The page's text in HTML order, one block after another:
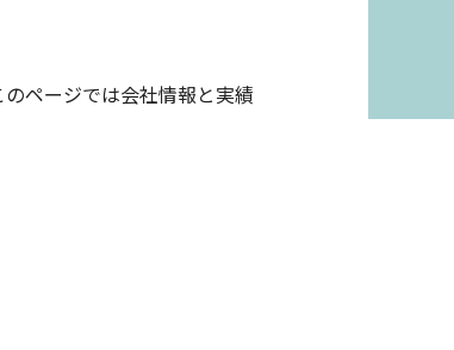
ページでは会社情報と実績